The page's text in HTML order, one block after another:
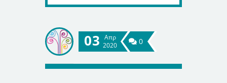
03 Απρ
2020
0